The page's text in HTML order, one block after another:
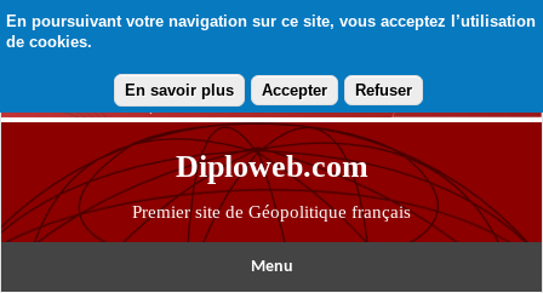
En poursuivant votre navigation sur ce site, vous acceptez l’utilisation
de cookies.
En savoir plus Accepter Refuser
Diploweb.com
Premier site de Géopolitique français
Menu